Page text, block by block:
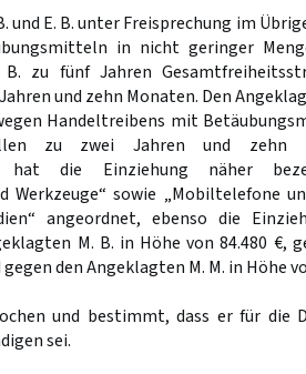
E. B. unter Freisprechung im
in nicht geringer
zu fünf Jahren
und zehn Monaten. Den
Handeltreibens mit
zu zwei Jahren und zehn
hat die Einziehung näher
sowie „Mobiltelefone
angeordnet, ebenso die
M. B. in Höhe von 84.480 €,
den Angeklagten M. M. in Höhe
und bestimmt, dass er für die
sei.